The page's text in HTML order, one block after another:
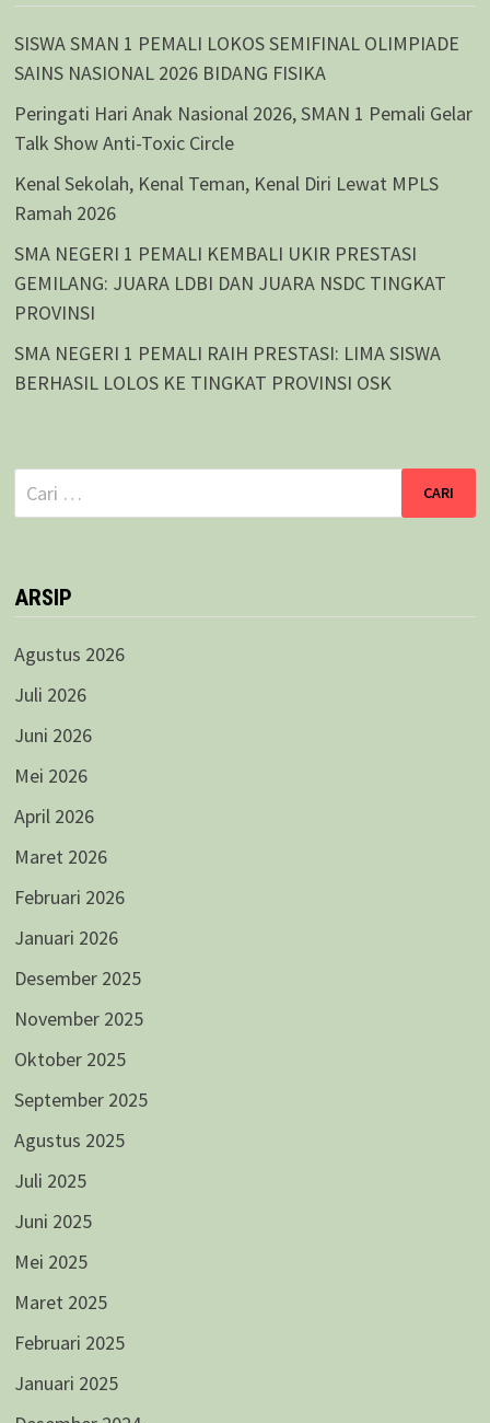
SISWA SMAN 1 PEMALI LOKOS SEMIFINAL OLIMPIADE
SAINS NASIONAL 2026 BIDANG FISIKA
Peringati Hari Anak Nasional 2026, SMAN 1 Pemali Gelar
Talk Show Anti-Toxic Circle
Kenal Sekolah, Kenal Teman, Kenal Diri Lewat MPLS
Ramah 2026
SMA NEGERI 1 PEMALI KEMBALI UKIR PRESTASI
GEMILANG: JUARA LDBI DAN JUARA NSDC TINGKAT
PROVINSI
SMA NEGERI 1 PEMALI RAIH PRESTASI: LIMA SISWA
BERHASIL LOLOS KE TINGKAT PROVINSI OSK
Cari
untuk:
ARSIP
Agustus 2026
Juli 2026
Juni 2026
Mei 2026
April 2026
Maret 2026
Februari 2026
Januari 2026
Desember 2025
November 2025
Oktober 2025
September 2025
Agustus 2025
Juli 2025
Juni 2025
Mei 2025
Maret 2025
Februari 2025
Januari 2025